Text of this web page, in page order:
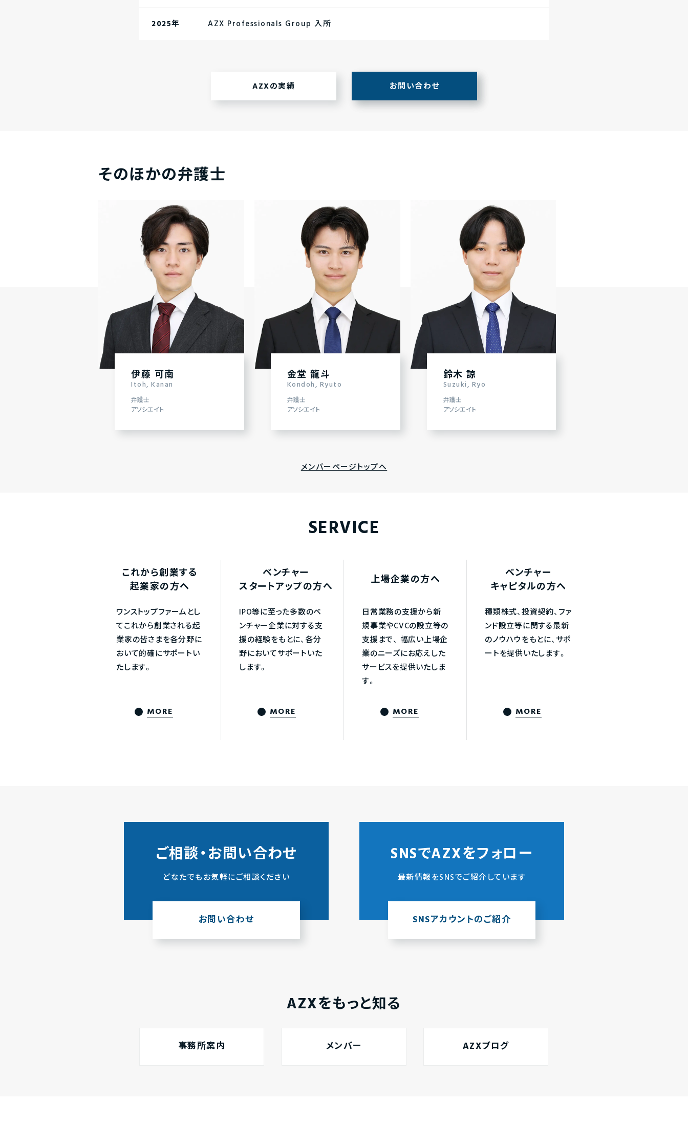
2025年 AZX Professionals Group 入所
AZXの実績 お問い合わせ
そのほかの弁護士
伊藤 可南
Itoh, Kanan
弁護士
アソシエイト
金堂 龍斗
Kondoh, Ryuto
弁護士
アソシエイト
鈴木 諒
Suzuki, Ryo
弁護士
アソシエイト
メンバーページトップへ
SERVICE
これから創業する
起業家の方へ
ワンストップファームとし
てこれから創業される起
業家の皆さまを各分野に
おいて的確にサポートい
たします。
MORE
ベンチャー
スタートアップの方へ
IPO等に至った多数のベ
ンチャー企業に対する支
援の経験をもとに、各分
野においてサポートいた
します。
MORE
上場企業の方へ
日常業務の支援から新
規事業やCVCの設立等の
支援まで、 幅広い上場企
業のニーズにお応えした
サービスを提供いたしま
す。
MORE
ベンチャー
キャピタルの方へ
種類株式、投資契約、ファ
ンド設立等に関する最新
のノウハウをもとに、サポ
ートを提供いたします。
MORE
ご相談・お問い合わせ
どなたでもお気軽にご相談ください
お問い合わせ
SNSでAZXをフォロー
最新情報をSNSでご紹介しています
SNSアカウントのご紹介
AZXをもっと知る
事務所案内 メンバー AZXブログ